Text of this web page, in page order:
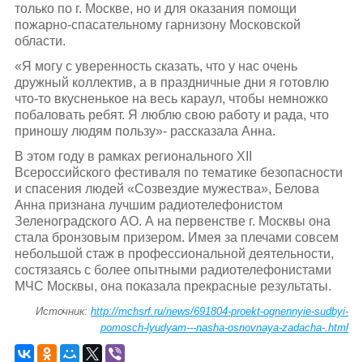
только по г. Москве, но и для оказания помощи
пожарно-спасательному гарнизону Московской
области.
«Я могу с уверенность сказать, что у нас очень
дружный коллектив, а в праздничные дни я готовлю
что-то вкусненькое на весь караул, чтобы немножко
побаловать ребят. Я люблю свою работу и рада, что
приношу людям пользу»- рассказала Анна.
В этом году в рамках регионального XII
Всероссийского фестиваля по тематике безопасности
и спасения людей «Созвездие мужества», Белова
Анна признана лучшим радиотелефонистом
Зеленоградского АО. А на первенстве г. Москвы она
стала бронзовым призером. Имея за плечами совсем
небольшой стаж в профессиональной деятельности,
состязаясь с более опытными радиотелефонистами
МЧС Москвы, она показала прекрасные результаты.
Источник:http://mchsrf.ru/news/691804-proekt-ognennyie-sudbyi-
pomosch-lyudyam---nasha-osnovnaya-zadacha-.html